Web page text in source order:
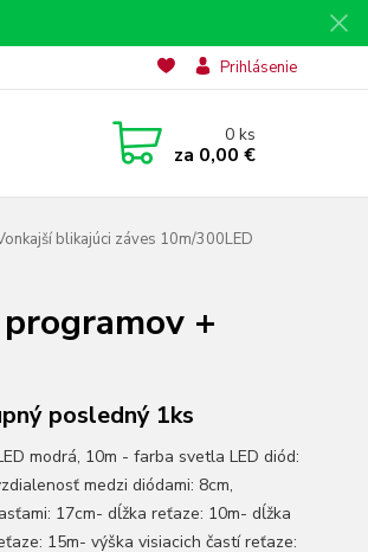
Prihlásenie
0ks
za 0,00 €
blikajúci záves 10m/300LED
+
posledný 1ks
modrá, 10m - farba svetla LED diód:
medzi diódami: 8cm,
17cm- dĺžka reťaze: 10m- dĺžka
15m- výška visiacich častí reťaze: